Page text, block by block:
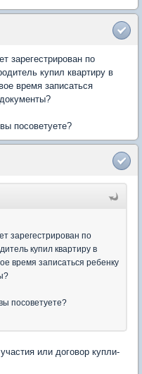
зарегестрирован по
купил квартиру в
время записаться
посоветуете?
зарегестрирован по
купил квартиру в
время записаться ребенку
посоветуете?
или договор купли-